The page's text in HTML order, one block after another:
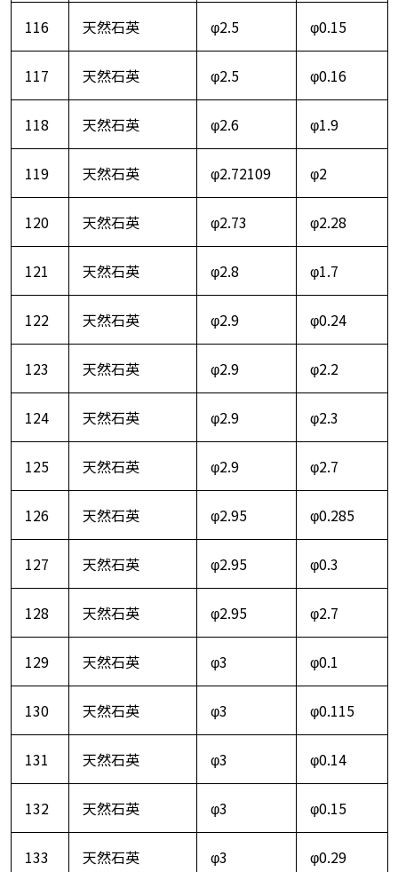
116 天然石英 φ2.5 φ0.15
117 天然石英 φ2.5 φ0.16
118 天然石英 φ2.6 φ1.9
119 天然石英 φ2.72109 φ2
120 天然石英 φ2.73 φ2.28
121 天然石英 φ2.8 φ1.7
122 天然石英 φ2.9 φ0.24
123 天然石英 φ2.9 φ2.2
124 天然石英 φ2.9 φ2.3
125 天然石英 φ2.9 φ2.7
126 天然石英 φ2.95 φ0.285
127 天然石英 φ2.95 φ0.3
128 天然石英 φ2.95 φ2.7
129 天然石英 φ3 φ0.1
130 天然石英 φ3 φ0.115
131 天然石英 φ3 φ0.14
132 天然石英 φ3 φ0.15
133 天然石英 φ3 φ0.29